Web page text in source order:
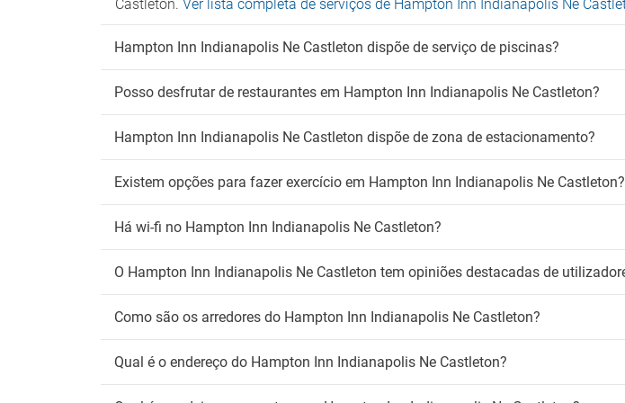
Castleton. Ver lista completa de serviços de Hampton Inn Indianapolis Ne
Hampton Inn Indianapolis Ne Castleton dispõe de serviço de piscinas?
Posso desfrutar de restaurantes em Hampton Inn Indianapolis Ne Castleton?
Hampton Inn Indianapolis Ne Castleton dispõe de zona de estacionamento?
Existem opções para fazer exercício em Hampton Inn Indianapolis Ne Castleton?
Há wi-fi no Hampton Inn Indianapolis Ne Castleton?
O Hampton Inn Indianapolis Ne Castleton tem opiniões destacadas de
Como são os arredores do Hampton Inn Indianapolis Ne Castleton?
Qual é o endereço do Hampton Inn Indianapolis Ne Castleton?